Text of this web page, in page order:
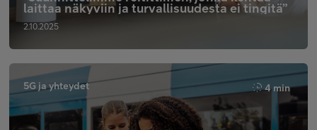
laittaa näkyviin ja turvallisuudesta ei tingitä”
2.10.2025
5G ja yhteydet 4 min